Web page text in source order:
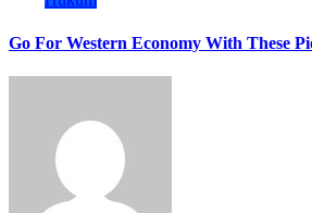
Go For Western Economy With These